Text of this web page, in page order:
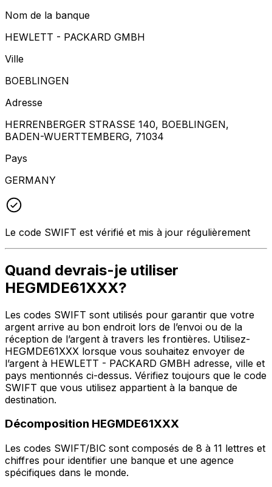
Nom de la banque
HEWLETT - PACKARD GMBH
Ville
BOEBLINGEN
Adresse
HERRENBERGER STRASSE 140, BOEBLINGEN,
BADEN-WUERTTEMBERG, 71034
Pays
GERMANY
Le code SWIFT est vérifié et mis à jour régulièrement
Quand devrais-je utiliser
HEGMDE61XXX?
Les codes SWIFT sont utilisés pour garantir que votre
argent arrive au bon endroit lors de l’envoi ou de la
réception de l’argent à travers les frontières. Utilisez-
HEGMDE61XXX lorsque vous souhaitez envoyer de
l’argent à HEWLETT - PACKARD GMBH adresse, ville et
pays mentionnés ci-dessus. Vérifiez toujours que le code
SWIFT que vous utilisez appartient à la banque de
destination.
Décomposition HEGMDE61XXX
Les codes SWIFT/BIC sont composés de 8 à 11 lettres et
chiffres pour identifier une banque et une agence
spécifiques dans le monde.